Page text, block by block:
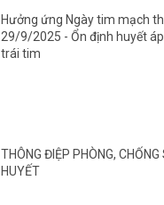
Hưởng ứng Ngày tim mạch
29/9/2025 - Ổn định huyết
trái tim
THÔNG ĐIỆP PHÒNG,
HUYẾT